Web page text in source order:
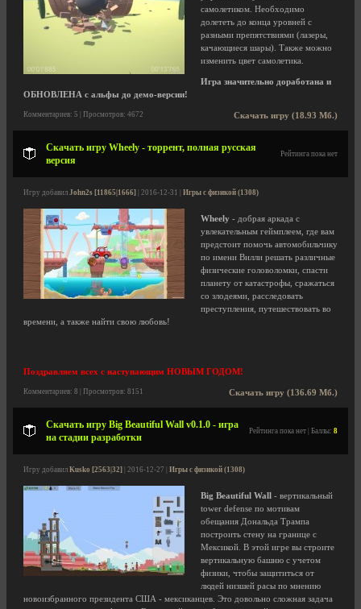
самолетиком. Необходимо
долететь до конца уровней с
разными препятствиями (лазеры,
качающиеся шары). Также можно
изменить цвет самолетика.
Игра значительно доработана и
ОБНОВЛЕНА с альфы до демо-версии!
Скачать игру (18.93 Мб.)
Комментариев: 5 | Просмотров: 4672
Скачать игру Wheely - торрент, полная русская
версия
Рейтинга пока нет
Игру добавил John2s [11865|1666] | 2016-12-31 | Игры с физикой (1308)
Wheely - добрая аркада с
увлекательным геймплеем, где вам
предстоит помочь автомобильчику
по имени Вилли решать различные
физические головоломки, спасти
планету от катастрофы, сражаться
со злодеями, расследовать
преступления, путешествовать во
времени, а также найти свою любовь!
Поздравляем всех с наступающим НОВЫМ ГОДОМ!
Скачать игру (136.69 Мб.)
Комментариев: 8 | Просмотров: 8151
Скачать игру Big Beautiful Wall v0.1.0 - игра
на стадии разработки
Рейтинга пока нет | Баллы: 8
Игру добавил Kusko [2563|32] | 2016-12-27 | Игры с физикой (1308)
Big Beautiful Wall - вертикальный
tower defense по мотивам
обещания Дональда Трампа
построить стену на границе с
Мексикой. В этой игре вы строите
вертикальную башню с учетом
физики, чтобы защититься от
людей низшей расы по мнению
новоизбранного президента США - мексиканцев. Это довольно сложная задача